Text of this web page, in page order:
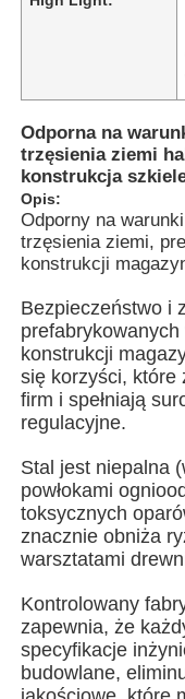
Produkty
Filmy
O nas
Wycieczka po
Kontrola jakości
Skontaktuj się z
Aktualności
Wszystkie
Poprosić o
Odporna na
trzęsienia ziemi
konstrukcja
Opis:
Odporny na
trzęsienia ziemi,
konstrukcji
Bezpieczeństwo i
konstrukcji
się korzyści, które
firm i spełniają
regulacyjne.
Stal jest niepalna
powłokami
toksycznych
znacznie obniża
warsztatami
Kontrolowany
zapewnia, że
specyfikacje
budowlane,